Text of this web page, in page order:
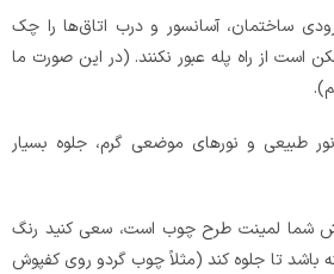
ساختمان، آسانسور و درب اتاق‌ها را چک
است از راه پله عبور نکنند. (در این صورت ما
طبیعی و نورهای موضعی گرم، جلوه بسیار
شما لمینت طرح چوب است، سعی کنید رنگ
باشد تا جلوه کند (مثلاً چوب گردو روی کفپوش